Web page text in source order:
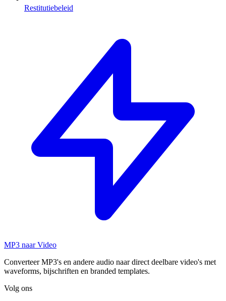
Restitutiebeleid
MP3 naar Video
Converteer MP3's en andere audio naar direct deelbare video's met
waveforms, bijschriften en branded templates.
Volg ons